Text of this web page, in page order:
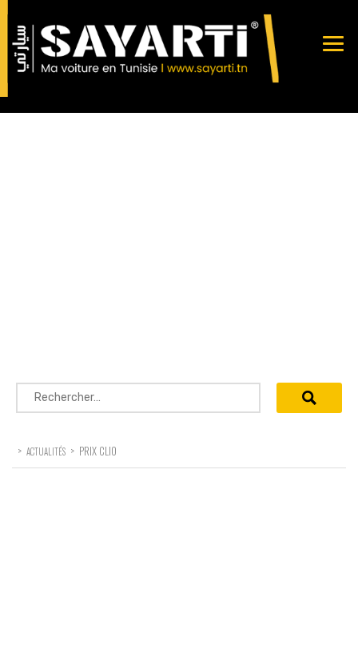
Rechercher :
> ACTUALITÉS > PRIX CLIO